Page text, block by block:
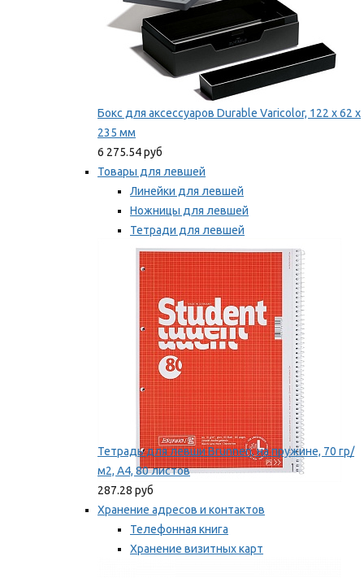
Бокс для аксессуаров Durable Varicolor, 122 x 62 x
235 мм
6 275.54 руб
Товары для левшей
Линейки для левшей
Ножницы для левшей
Тетради для левшей
Точилки для левшей
Мы рекомендуем
Тетрадь для левши Brunnen, на пружине, 70 гр/
м2, А4, 80 листов
287.28 руб
Хранение адресов и контактов
Телефонная книга
Хранение визитных карт